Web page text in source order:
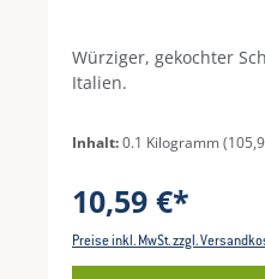
Würziger, gekochter
Italien.
Inhalt:0.1 Kilogramm
10,59 €*
Preise inkl. MwSt. zzgl.